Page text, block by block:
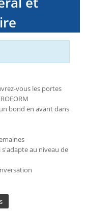
vous les portes
bond en avant dans
au niveau de